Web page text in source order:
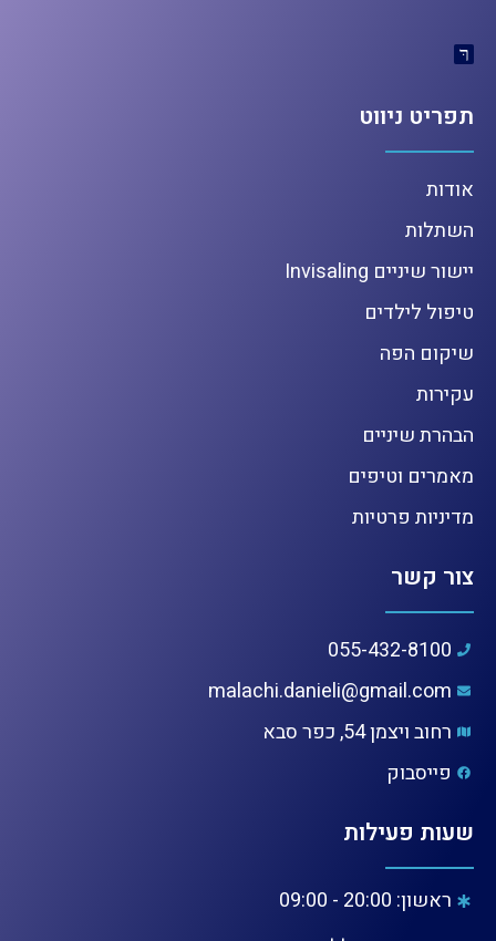
תפריט ניווט
אודות
השתלות
יישור שיניים Invisaling
טיפול לילדים
שיקום הפה
עקירות
הבהרת שיניים
מאמרים וטיפים
מדיניות פרטיות
צור קשר
055-432-8100
malachi.danieli@gmail.com
רחוב ויצמן 54, כפר סבא
פייסבוק
שעות פעילות
ראשון: 20:00 - 09:00